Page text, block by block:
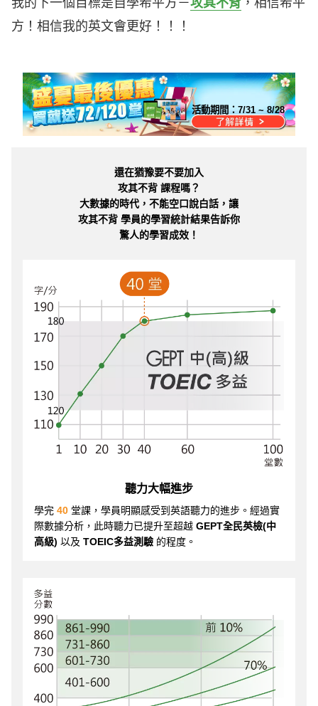
我的下一個目標是自學希平方－攻其不背 ，相信希平
方！相信我的英文會更好！！！
活動期間：7/31 ~ 8/28
還在猶豫要不要加入
攻其不背 課程嗎？
大數據的時代，不能空口說白話，讓
攻其不背 學員的學習統計結果告訴你
驚人的學習成效！
聽力大幅進步
學完 40 堂課，學員明顯感受到英語聽力的進步。經過實
際數據分析，此時聽力已提升至超越 GEPT全民英檢(中
高級) 以及 TOEIC多益測驗 的程度。